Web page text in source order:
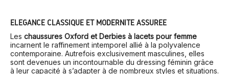
ÉLÉGANCE CLASSIQUE ET MODERNITÉ ASSURÉE
Les chaussures Oxford et Derbies à lacets pour femme
incarnent le raffinement intemporel allié à la polyvalence
contemporaine. Autrefois exclusivement masculines, elles
sont devenues un incontournable du dressing féminin grâce
à leur capacité à s’adapter à de nombreux styles et situations.